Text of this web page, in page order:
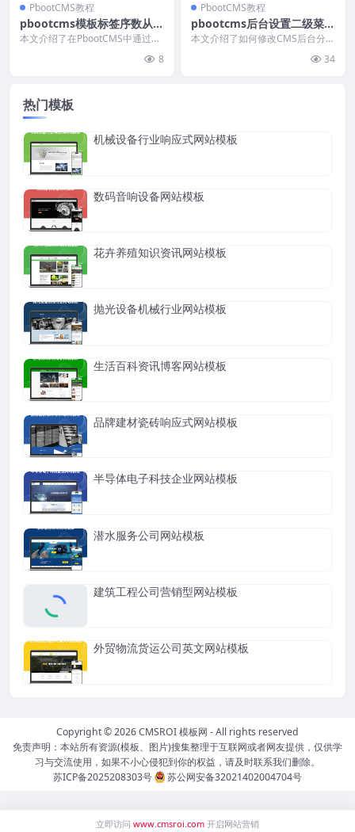
PbootCMS教程
pbootcms模板标签序数从2
开始
本文介绍了在PbootCMS中通过导
8
PbootCMS教程
pbootcms后台设置二级菜单
默认所有栏目展开
本文介绍了如何修改CMS后台分类
34
热门模板
机械设备行业响应式网站模板
数码音响设备网站模板
花卉养殖知识资讯网站模板
抛光设备机械行业网站模板
生活百科资讯博客网站模板
品牌建材瓷砖响应式网站模板
半导体电子科技企业网站模板
潜水服务公司网站模板
建筑工程公司营销型网站模板
外贸物流货运公司英文网站模板
Copyright © 2026CMSROI 模板网 - All rights reserved
免责声明：本站所有资源(模板、图片)搜集整理于互联网或者网友提供，仅供学
习与交流使用，如果不小心侵犯到你的权益，请及时联系我们删除。
苏ICP备2025208303号
苏公网安备32021402004704号
立即访问 www.cmsroi.com 开启网站营销